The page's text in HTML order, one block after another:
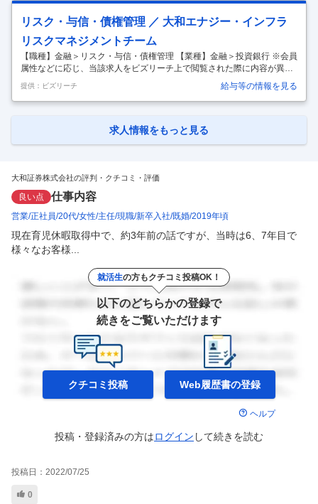
関連業務 ・ファンド経理・決算書作成 ・出資者向け報告書の作成 ・資
金決済・現物管理 ・当局（金融庁、国在庁等）への報告 【役割の詳細】
当社で運営するファンドの組成・管理をご担当いただきます。OJT、研
修、上席者からのサポートを受けながら独力での業務遂行を目指します
…
リスク・与信・債権管理 ／ 大和エナジー・インフラ
リスクマネジメントチーム
【職種】金融＞リスク・与信・債権管理 【業種】金融＞投資銀行 ※会員
属性などに応じ、当該求人をビズリーチ上で閲覧された際に内容が異な
る場合があります "グループ会社への出向ポジションです 【ポジショ
ン】 投資リスク管理、即戦力プレーヤー 【当初配属予定部署】大和エナ
ジー・インフラ(株) ※大和証券より出向 【業務内容】 大和エナジー・イ
メント部門のリスク管理業務 再生可能エネルギー・インフラ投資等の投
提供：ビズリーチ 給与等の情報を見る
求人情報をもっと見る
大和証券株式会社の評判・クチコミ・評価
良い点 仕事内容
営業 正社員 20代 女性 主任 現職 新卒入社 既婚 2019年頃
現在育児休暇取得中で、約3年前の話ですが、当時は6、7年目で
様々なお客様...
就活生の方もクチコミ投稿OK！
以下のどちらかの登録で
続きをご覧いただけます
クチコミ投稿 Web履歴書の登録
ヘルプ
投稿・登録済みの方はログイン して続きを読む
投稿日： 2022/07/25
0